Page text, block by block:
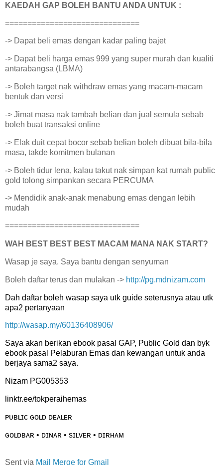
KAEDAH GAP BOLEH BANTU ANDA UNTUK :
==============================
-> Dapat beli emas dengan kadar paling bajet
-> Dapat beli harga emas 999 yang super murah dan kualiti
antarabangsa (LBMA)
-> Boleh target nak withdraw emas yang macam-macam
bentuk dan versi
-> Jimat masa nak tambah belian dan jual semula sebab
boleh buat transaksi online
-> Elak duit cepat bocor sebab belian boleh dibuat bila-bila
masa, takde komitmen bulanan
-> Boleh tidur lena, kalau takut nak simpan kat rumah public
gold tolong simpankan secara PERCUMA
-> Mendidik anak-anak menabung emas dengan lebih
mudah
==============================
WAH BEST BEST BEST MACAM MANA NAK START?
Wasap je saya. Saya bantu dengan senyuman
Boleh daftar terus dan mulakan -> http://pg.mdnizam.com
Dah daftar boleh wasap saya utk guide seterusnya atau utk
apa2 pertanyaan
http://wasap.my/60136408906/
Saya akan berikan ebook pasal GAP, Public Gold dan byk
ebook pasal Pelaburan Emas dan kewangan untuk anda
berjaya sama2 saya.
Nizam PG005353
linktr.ee/tokperaihemas
ᴘᴜʙʟɪᴄ ɢᴏʟᴅ ᴅᴇᴀʟᴇʀ
ɢᴏʟᴅʙᴀʀ • ᴅɪɴᴀʀ • sɪʟᴠᴇʀ • ᴅɪʀʜᴀᴍ
Sent via Mail Merge for Gmail